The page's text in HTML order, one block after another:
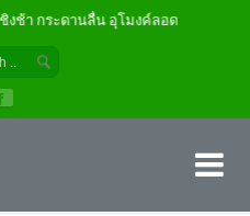
ช้า กระดานลื่น อุโมงค์ลอด